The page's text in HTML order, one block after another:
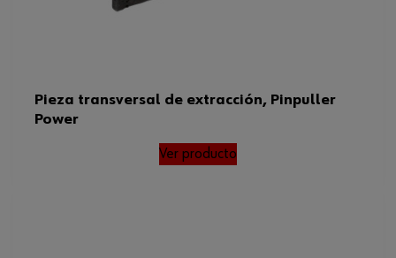
Pieza transversal de extracción, Pinpuller
Power
Ver producto